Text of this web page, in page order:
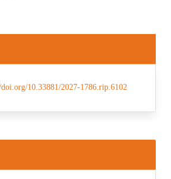
10.33881/2027-1786.rip.6102